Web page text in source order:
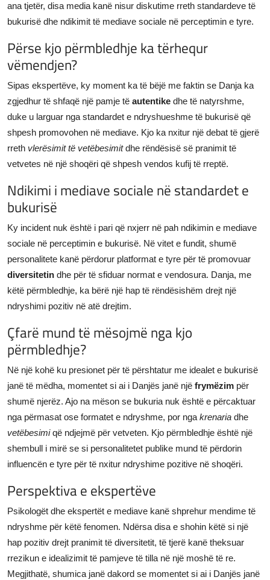
ana tjetër, disa media kanë nisur diskutime rreth standardeve të
bukurisë dhe ndikimit të mediave sociale në perceptimin e tyre.
Përse kjo përmbledhje ka tërhequr
vëmendjen?
Sipas ekspertëve, ky moment ka të bëjë me faktin se Danja ka
zgjedhur të shfaqë një pamje të autentike dhe të natyrshme,
duke u larguar nga standardet e ndryshueshme të bukurisë që
shpesh promovohen në mediave. Kjo ka nxitur një debat të gjerë
rreth vlerësimit të vetëbesimitdhe rëndësisë së pranimit të
vetvetes në një shoqëri që shpesh vendos kufij të rreptë.
Ndikimi i mediave sociale në standardet e
bukurisë
Ky incident nuk është i pari që nxjerr në pah ndikimin e mediave
sociale në perceptimin e bukurisë. Në vitet e fundit, shumë
personalitete kanë përdorur platformat e tyre për të promovuar
diversitetin dhe për të sfiduar normat e vendosura. Danja, me
këtë përmbledhje, ka bërë një hap të rëndësishëm drejt një
ndryshimi pozitiv në atë drejtim.
Çfarë mund të mësojmë nga kjo
përmbledhje?
Në një kohë ku presionet për të përshtatur me idealet e bukurisë
janë të mëdha, momentet si ai i Danjës janë një frymëzim për
shumë njerëz. Ajo na mëson se bukuria nuk është e përcaktuar
nga përmasat ose formatet e ndryshme, por nga krenaria dhe
vetëbesimiqë ndjejmë për vetveten. Kjo përmbledhje është një
shembull i mirë se si personalitetet publike mund të përdorin
influencën e tyre për të nxitur ndryshime pozitive në shoqëri.
Perspektiva e ekspertëve
Psikologët dhe ekspertët e mediave kanë shprehur mendime të
ndryshme për këtë fenomen. Ndërsa disa e shohin këtë si një
hap pozitiv drejt pranimit të diversitetit, të tjerë kanë theksuar
rrezikun e idealizimit të pamjeve të tilla në një moshë të re.
Megjithatë, shumica janë dakord se momentet si ai i Danjës janë